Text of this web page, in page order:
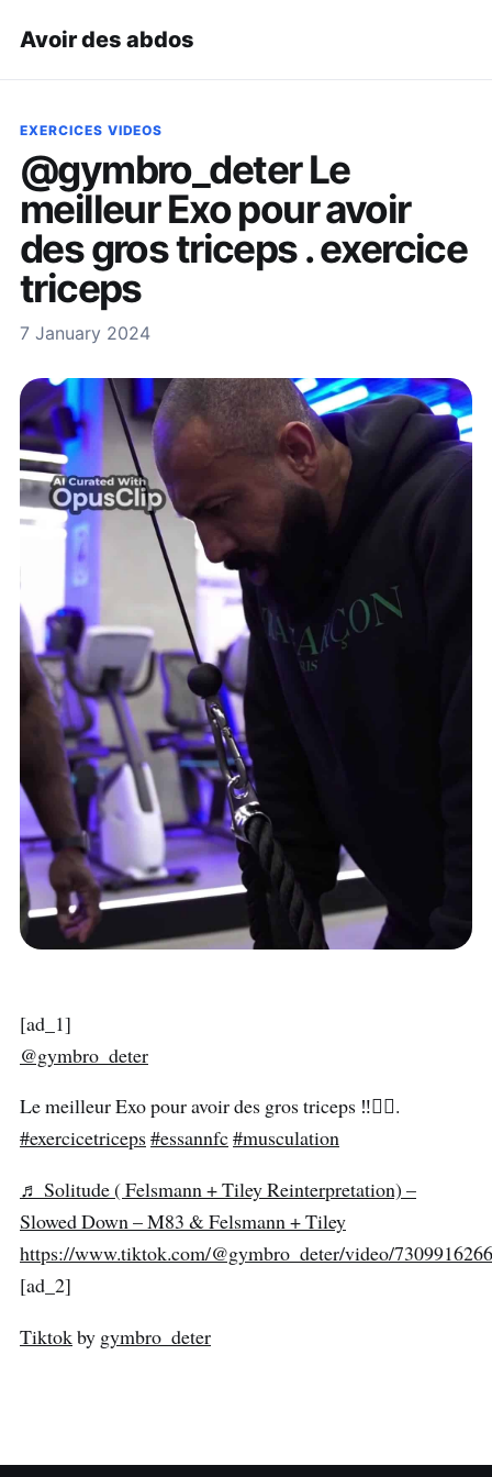
Avoir des abdos
EXERCICES VIDEOS
@gymbro_deter Le
meilleur Exo pour avoir
des gros triceps . exercice
triceps
7 January 2024
[ad_1]
@gymbro_deter
Le meilleur Exo pour avoir des gros triceps ‼️🏋️‍♀️.
#exercicetriceps#essannfc#musculation
♬ Solitude ( Felsmann + Tiley Reinterpretation) –
Slowed Down – M83 & Felsmann + Tiley
https://www.tiktok.com/@gymbro_deter/video/
[ad_2]
Tiktokby gymbro_deter